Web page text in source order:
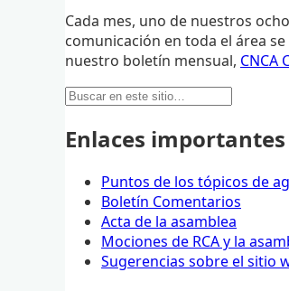
Cada mes, uno de nuestros ocho
comunicación en toda el área
nuestro boletín mensual, CNCA
Buscar:
Enlaces importantes
Puntos de los tópicos de
Boletín Comentarios
Acta de la asamblea
Mociones de RCA y la
Sugerencias sobre el sitio